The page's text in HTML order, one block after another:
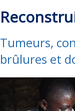
Tumeurs,
brûlures et